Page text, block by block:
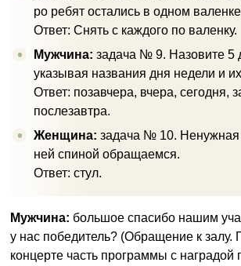
ро ребят остались в одном
Ответ: Снять с каждого по валенку.
Мужчина: задача № 9. Назовите 5
указывая названия дня недели и
Ответ: позавчера, вчера, сегодня,
послезавтра.
Женщина: задача № 10.
ней спиной обращаемся.
Ответ: стул.
Мужчина: большое спасибо нашим
у нас победитель? (Обращение к залу.
концерте часть программы с наградой